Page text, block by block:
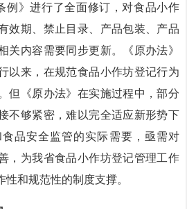
例》进行了全面修订，对食品小作
效期、禁止目录、产品包装、产品
关内容需要同步更新。《原办法》
以来，在规范食品小作坊登记行为
但《原办法》在实施过程中，部分
不够紧密，难以完全适应新形势下
品安全监管的实际需要，亟需对
，为我省食品小作坊登记管理工作
和规范性的制度支撑。